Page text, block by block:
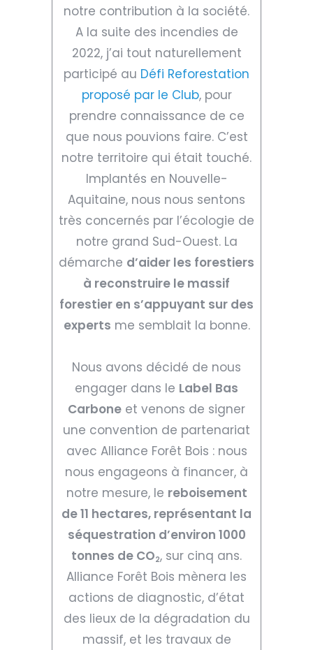
notre contribution à la société.
A la suite des incendies de
2022, j’ai tout naturellement
participé au Défi Reforestation
proposé par le Club, pour
prendre connaissance de ce
que nous pouvions faire. C’est
notre territoire qui était touché.
Implantés en Nouvelle-
Aquitaine, nous nous sentons
très concernés par l’écologie de
notre grand Sud-Ouest. La
démarche d’aider les forestiers
à reconstruire le massif
forestier en s’appuyant sur des
experts me semblait la bonne.
Nous avons décidé de nous
engager dans le Label Bas
Carbone et venons de signer
une convention de partenariat
avec Alliance Forêt Bois : nous
nous engageons à financer, à
notre mesure, le reboisement
de 11 hectares, représentant la
séquestration d’environ 1000
tonnes de CO2, sur cinq ans.
Alliance Forêt Bois mènera les
actions de diagnostic, d’état
des lieux de la dégradation du
massif, et les travaux de